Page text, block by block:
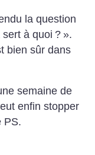
la question
sert à quoi ? ».
bien sûr dans
semaine de
enfin stopper
PS.